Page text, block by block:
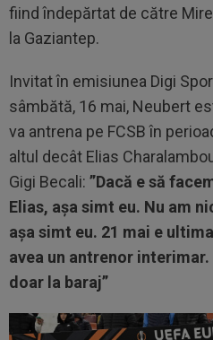
fiind îndepărtat de către
la Gaziantep.
Invitat în emisiunea Digi
sâmbătă, 16 mai, Neubert
va antrena pe FCSB în
altul decât Elias
Gigi Becali: ”Dacă e să
Elias, așa simt eu. Nu am
așa simt eu. 21 mai e
avea un antrenor
doar la baraj”